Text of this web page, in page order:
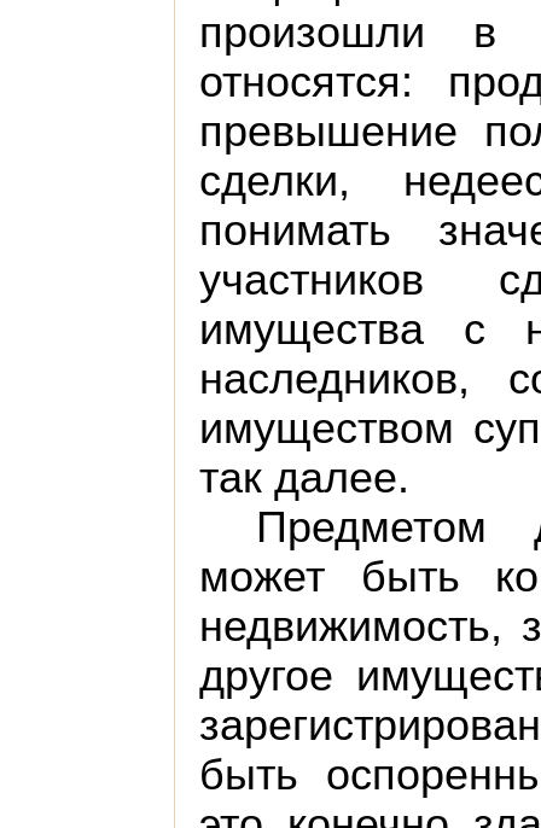
произошли в
относятся:
превышение
сделки,
понимать
участников
имущества с
наследников,
имуществом
так далее.
Предметом
может быть
недвижимость,
другое
быть